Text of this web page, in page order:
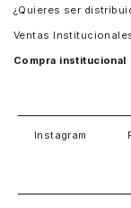
¿Las baletas de
uso diario?
Absolutamente.
estética pulida.
¿Quieres ser
Ventas
Compra institucional
Instagram